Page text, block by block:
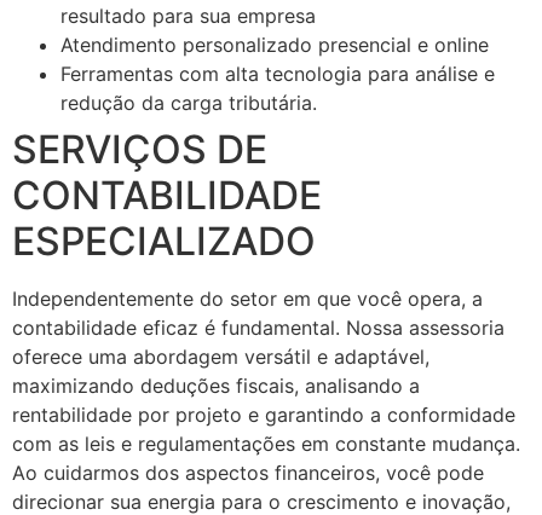
resultado para sua empresa
Atendimento personalizado presencial e online
Ferramentas com alta tecnologia para análise e
redução da carga tributária.
SERVIÇOS DE
CONTABILIDADE
ESPECIALIZADO
Independentemente do setor em que você opera, a
contabilidade eficaz é fundamental. Nossa assessoria
oferece uma abordagem versátil e adaptável,
maximizando deduções fiscais, analisando a
rentabilidade por projeto e garantindo a conformidade
com as leis e regulamentações em constante mudança.
Ao cuidarmos dos aspectos financeiros, você pode
direcionar sua energia para o crescimento e inovação,